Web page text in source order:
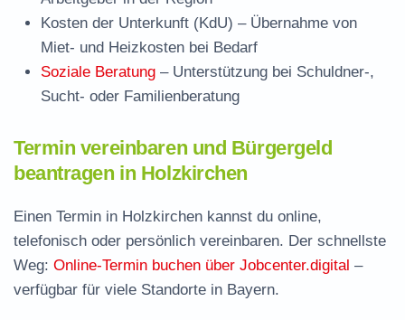
Kosten der Unterkunft (KdU) – Übernahme von
Miet- und Heizkosten bei Bedarf
Soziale Beratung – Unterstützung bei Schuldner-,
Sucht- oder Familienberatung
Termin vereinbaren und Bürgergeld
beantragen in Holzkirchen
Einen Termin in Holzkirchen kannst du online,
telefonisch oder persönlich vereinbaren. Der schnellste
Weg: Online-Termin buchen über Jobcenter.digital –
verfügbar für viele Standorte in Bayern.